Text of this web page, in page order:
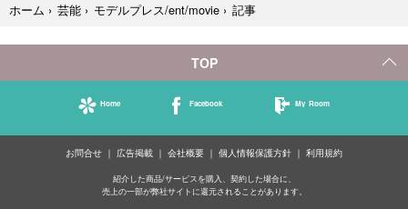
ホーム › 芸能 › モデルプレス/ent/movie › 記事
TOP
Home Facebook My Room
お問合せ 広告掲載 会社概要 個人情報保護方針 利用規約
紹介した商品/サービスを購入、契約した場合に、
売上の一部が弊社サイトに還元されることがあります。